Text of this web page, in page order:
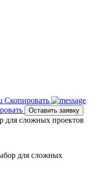
Скопировать
Оставить заявку
для сложных